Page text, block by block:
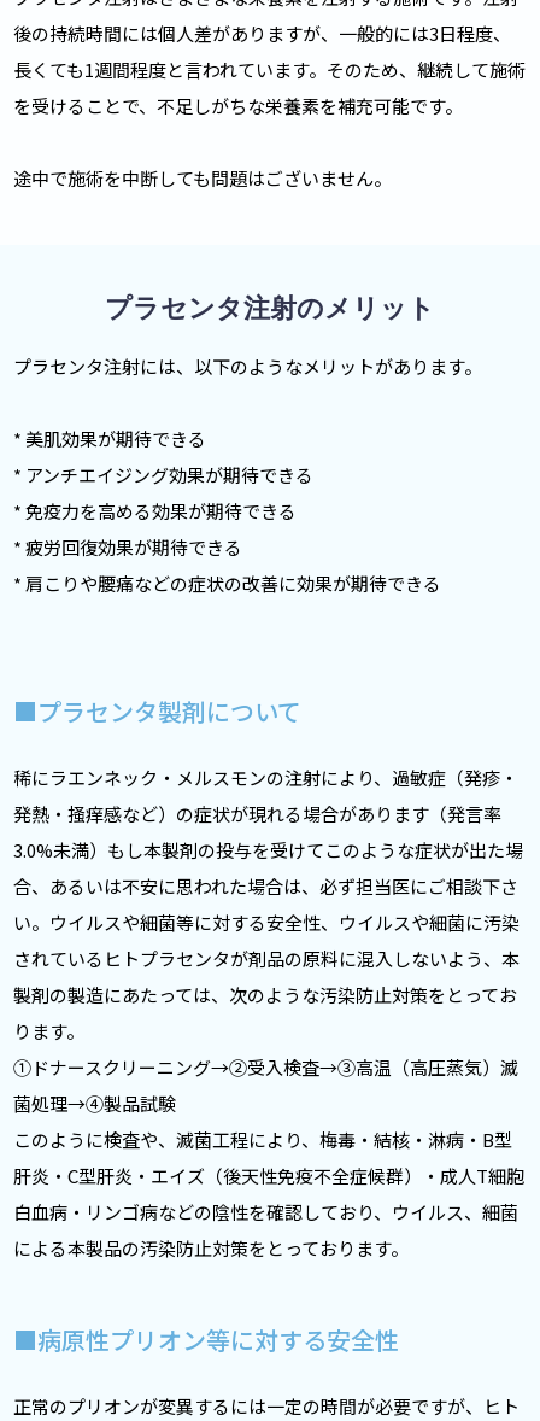
後の持続時間には個人差がありますが、一般的には3日程度、
長くても1週間程度と言われています。そのため、継続して施術
を受けることで、不足しがちな栄養素を補充可能です。
途中で施術を中断しても問題はございません。
プラセンタ注射のメリット
プラセンタ注射には、以下のようなメリットがあります。
* 美肌効果が期待できる
* アンチエイジング効果が期待できる
* 免疫力を高める効果が期待できる
* 疲労回復効果が期待できる
* 肩こりや腰痛などの症状の改善に効果が期待できる
■プラセンタ製剤について
稀にラエンネック・メルスモンの注射により、過敏症（発疹・
発熱・掻痒感など）の症状が現れる場合があります（発言率
3.0%未満）もし本製剤の投与を受けてこのような症状が出た場
合、あるいは不安に思われた場合は、必ず担当医にご相談下さ
い。ウイルスや細菌等に対する安全性、ウイルスや細菌に汚染
されているヒトプラセンタが剤品の原料に混入しないよう、本
製剤の製造にあたっては、次のような汚染防止対策をとってお
ります。
①ドナースクリーニング→②受入検査→③高温（高圧蒸気）滅
菌処理→④製品試験
このように検査や、滅菌工程により、梅毒・結核・淋病・B型
肝炎・C型肝炎・エイズ（後天性免疫不全症候群）・成人T細胞
白血病・リンゴ病などの陰性を確認しており、ウイルス、細菌
による本製品の汚染防止対策をとっております。
■病原性プリオン等に対する安全性
正常のプリオンが変異するには一定の時間が必要ですが、ヒト